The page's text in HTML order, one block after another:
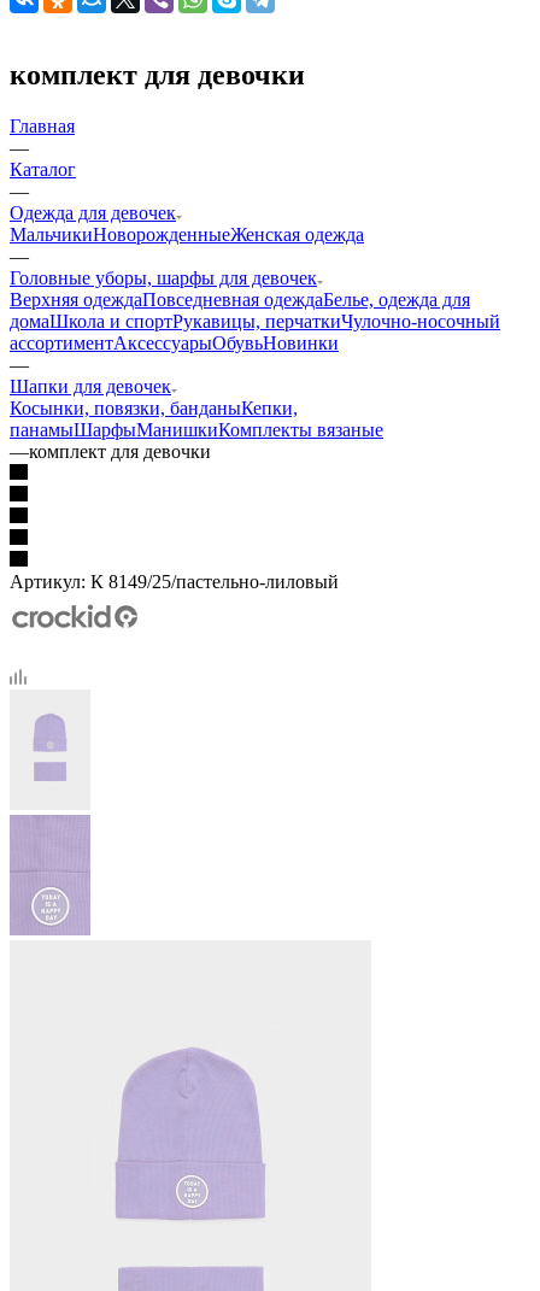
комплект для девочки
Главная
—
Каталог
—
Одежда для девочек
МальчикиНоворожденныеЖенская одежда
—
Головные уборы, шарфы для девочек
Верхняя одеждаПовседневная одеждаБелье, одежда для
домаШкола и спортРукавицы, перчаткиЧулочно-носочный
ассортиментАксессуарыОбувьНовинки
—
Шапки для девочек
Косынки, повязки, банданыКепки,
панамыШарфыМанишкиКомплекты вязаные
—комплект для девочки
Артикул: К 8149/25/пастельно-лиловый